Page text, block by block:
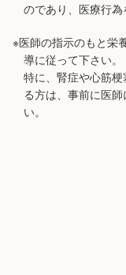
のであり、医療行為
※医師の指示のもと栄
導に従って下さい。
特に、腎症や心筋
る方は、事前に医
い。